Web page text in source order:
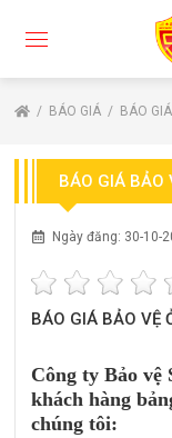
BÁO GIÁ BÁO
BÁO GIÁ BẢO
Ngày đăng: 30-10-
BÁO GIÁ BẢO VỆ
Công ty Bảo vệ
khách hàng
chúng tôi: